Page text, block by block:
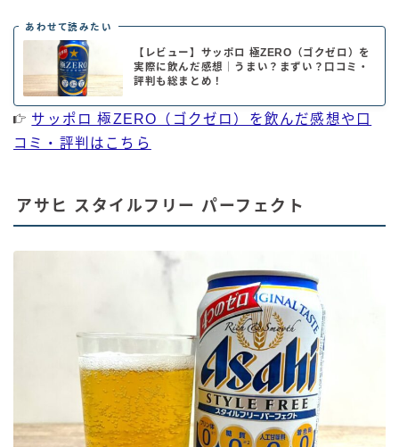
あわせて読みたい
【レビュー】サッポロ 極ZERO（ゴクゼロ）を
実際に飲んだ感想｜うまい？まずい？口コミ・
評判も総まとめ！
サッポロ 極ZERO（ゴクゼロ）を飲んだ感想や口
コミ・評判はこちら
アサヒ スタイルフリー パーフェクト